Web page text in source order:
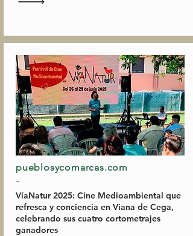
pueblosycomarcas.com
-
VíaNatur 2025: Cine Medioambiental que
refresca y conciencia en Viana de Cega,
celebrando sus cuatro cortometrajes
ganadores